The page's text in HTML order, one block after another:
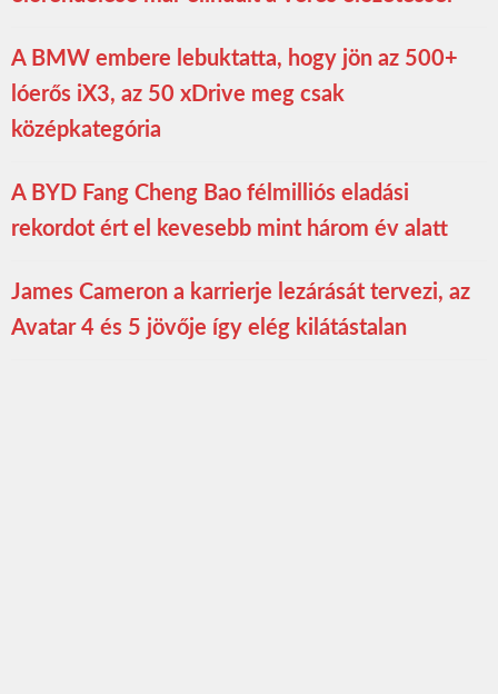
A BMW embere lebuktatta, hogy jön az 500+
lóerős iX3, az 50 xDrive meg csak
középkategória
A BYD Fang Cheng Bao félmilliós eladási
rekordot ért el kevesebb mint három év alatt
James Cameron a karrierje lezárását tervezi, az
Avatar 4 és 5 jövője így elég kilátástalan